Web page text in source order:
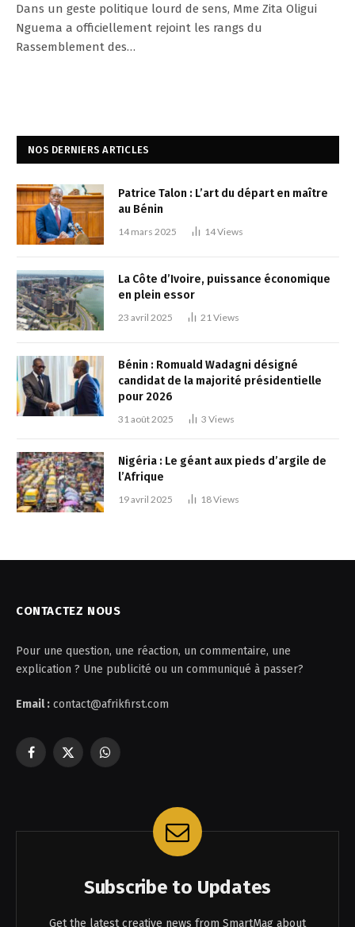
Dans un geste politique lourd de sens, Mme Zita Oligui
Nguema a officiellement rejoint les rangs du
Rassemblement des…
NOS DERNIERS ARTICLES
Patrice Talon : L’art du départ en maître
au Bénin
14 mars 2025 14Views
La Côte d’Ivoire, puissance économique
en plein essor
23 avril 2025 21 Views
Bénin : Romuald Wadagni désigné
candidat de la majorité présidentielle
pour 2026
31 août 2025 3 Views
Nigéria : Le géant aux pieds d’argile de
l’Afrique
19 avril 2025 18Views
CONTACTEZ NOUS
Pour une question, une réaction, un commentaire, une
explication ? Une publicité ou un communiqué à passer?
Email : contact@afrikfirst.com
Facebook
X
WhatsApp
Subscribe to Updates
Get the latest creative news from SmartMag about